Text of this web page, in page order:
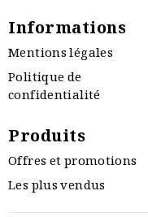
Informations
Mentions légales
Politique de
confidentialité
Produits
Offres et promotions
Les plus vendus